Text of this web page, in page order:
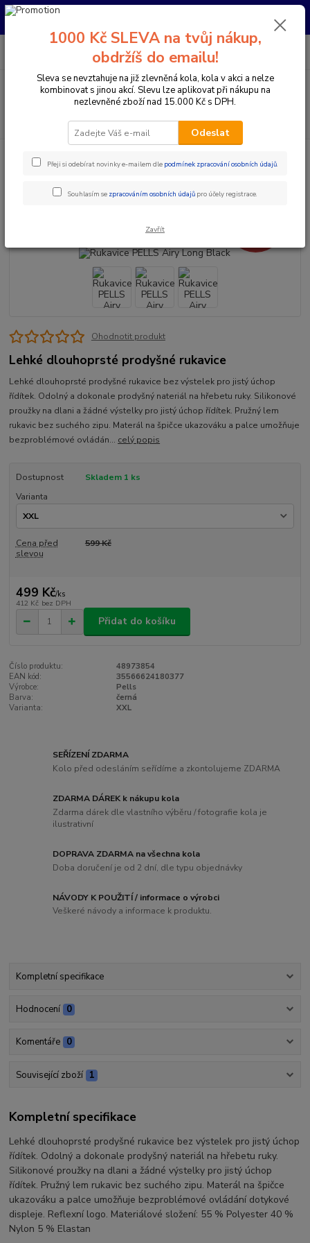
Pro nachystání kola / doplňků na prodejně si prosím zavolejte dopředu.
Menu
CZK
PO-PÁ 10:00-17:00 | SO: 9:00-12:00
Airy Long Black
Rukavice PELLS Airy Long Black
Ohodnotit produkt
Lehké dlouhoprsté prodyšné rukavice
Lehké dlouhoprsté prodyšné rukavice bez výstelek pro jistý úchop
řídítek. Odolný a dokonale prodyšný nateriál na hřebetu ruky. Silikonové
proužky na dlani a žádné výstelky pro jistý úchop řídítek. Pružný lem
rukavic bez suchého zipu. Materál na špičce ukazováku a palce umožňuje
bezproblémové ovládán... celý popis
Dostupnost
Skladem 1 ks
Varianta
Cena před
slevou
599 Kč
499 Kč/ks
412 Kč bez DPH
Přidat do košíku
Číslo produktu:
48973854
EAN kód:
35566624180377
Výrobce:
Pells
Barva:
černá
Varianta:
XXL
SEŘÍZENÍ ZDARMA
Kolo před odesláním seřídíme a zkontolujeme ZDARMA
ZDARMA DÁREK k nákupu kola
Zdarma dárek dle vlastního výběru / fotografie kola je
ilustrativní
DOPRAVA ZDARMA na všechna kola
Doba doručení je od 2 dní, dle typu objednávky
NÁVODY K POUŽITÍ / informace o výrobci
Veškeré návody a informace k produktu.
Kompletní specifikace
Hodnocení 0
Komentáře 0
Související zboží 1
Kompletní specifikace
Lehké dlouhoprsté prodyšné rukavice bez výstelek pro jistý úchop
řídítek. Odolný a dokonale prodyšný nateriál na hřebetu ruky.
Silikonové proužky na dlani a žádné výstelky pro jistý úchop
řídítek. Pružný lem rukavic bez suchého zipu. Materál na špičce
ukazováku a palce umožňuje bezproblémové ovládání dotykové
displeje. Reflexní logo. Materiálové složení: 55 % Polyester 40 %
Nylon 5 % Elastan
1000 Kč SLEVA na tvůj nákup,
obdržíš do emailu!
Sleva se nevztahuje na již zlevněná kola, kola v akci a nelze
kombinovat s jinou akcí. Slevu lze aplikovat při nákupu na
nezlevněné zboží nad 15.000 Kč s DPH.
Odeslat
Přeji si odebírat novinky e-mailem dle podmínek zpracování osobních údajů.
Souhlasím se zpracováním osobních údajů pro účely registrace.
Zavřít